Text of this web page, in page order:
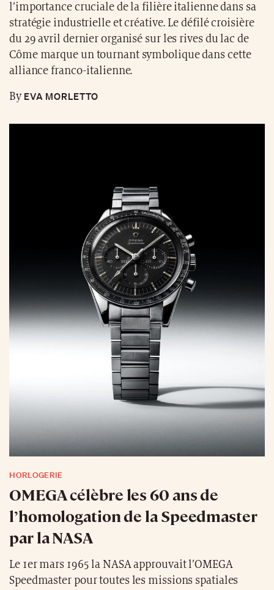
l’importance cruciale de la filière italienne dans sa
stratégie industrielle et créative. Le défilé croisière
du 29 avril dernier organisé sur les rives du lac de
Côme marque un tournant symbolique dans cette
alliance franco-italienne.
ByEVA MORLETTO
HORLOGERIE
OMEGA célèbre les 60 ans de
l’homologation de la Speedmaster
par la NASA
Le 1er mars 1965 la NASA approuvait l’OMEGA
Speedmaster pour toutes les missions spatiales